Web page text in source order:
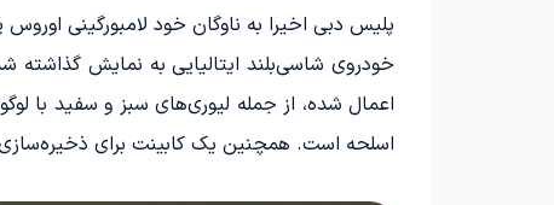
پلیس دبی اخیرا به ناوگان خود لامبورگینی اوروس
خودروی شاسی‌بلند ایتالیایی به نمایش گذاشته
اعمال شده، از جمله لیوری‌های سبز و سفید
اسلحه است. همچنین یک کابینت برای